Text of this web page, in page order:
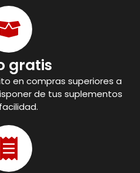
gratis
en compras superiores a
de tus suplementos